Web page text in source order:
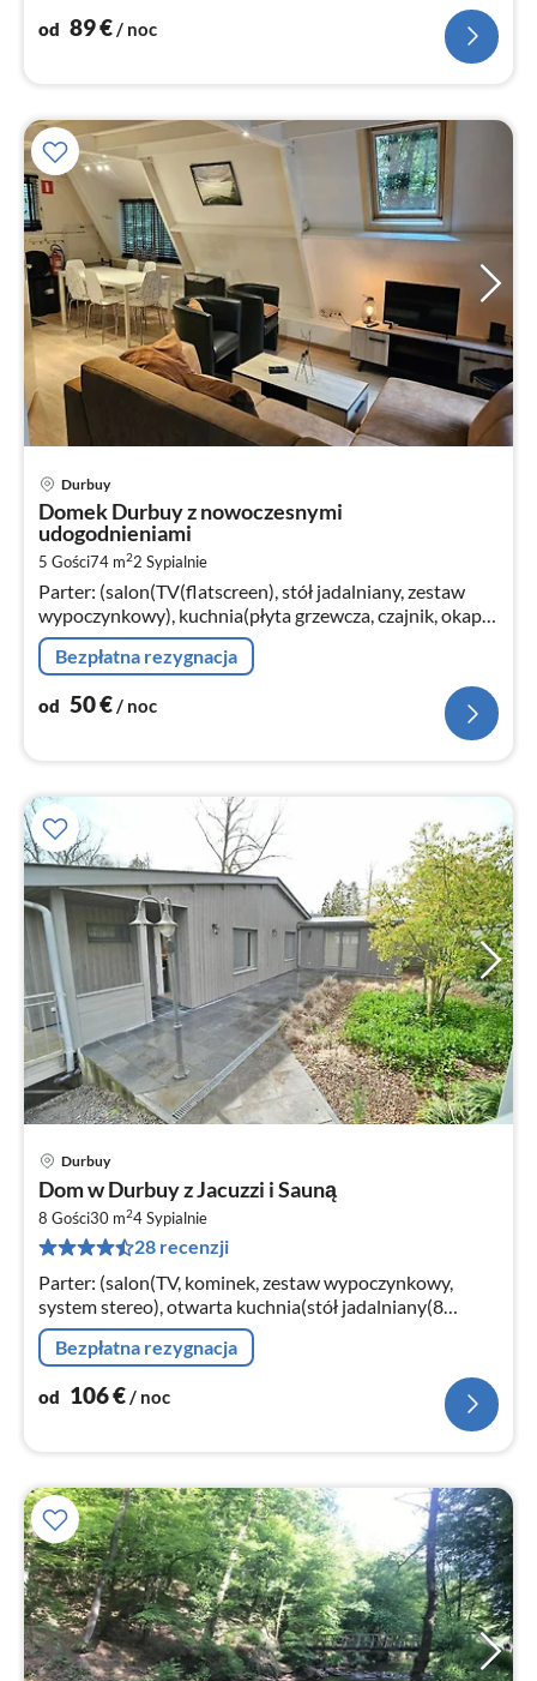
od 89€/ noc
Durbuy
Domek Durbuy z nowoczesnymi
udogodnieniami
5 Gości74 m22 Sypialnie
Parter: (salon(TV(flatscreen), stół jadalniany, zestaw
wypoczynkowy), kuchnia(płyta grzewcza, czajnik, okap,
zaparzacz do kawy, kuchenka mikrofalowa
kombinowana, zmywarka do naczyń...
Bezpłatna rezygnacja
od 50€/ noc
Durbuy
Dom w Durbuy z Jacuzzi i Sauną
8 Gości30 m24Sypialnie
28 recenzji
Parter: (salon(TV, kominek, zestaw wypoczynkowy,
system stereo), otwarta kuchnia(stół jadalniany(8
osoby)
Bezpłatna rezygnacja
od 106€/ noc